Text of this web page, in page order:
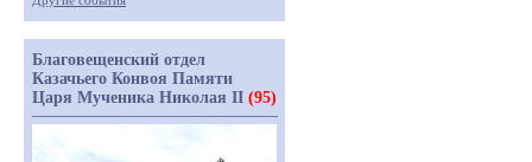
Благовещенский отдел
Казачьего Конвоя Памяти
Царя Мученика Николая II (95)